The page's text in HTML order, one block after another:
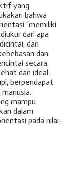
yang
bahwa
“memiliki
dari apa
dan
dan
secara
dan ideal.
berpendapat
mampu
dalam
pada nilai-